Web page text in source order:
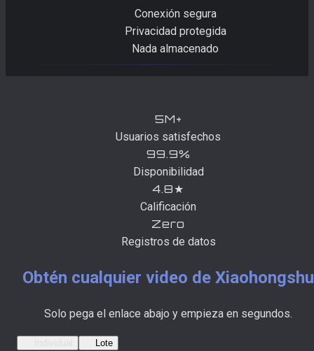
Conexión segura
Privacidad protegida
Nada almacenado
5M+
Usuarios satisfechos
99.9%
Disponibilidad
4.8★
Calificación
Zero
Registros de datos
Obtén cualquier video de Xiaohongshu
Solo pega el enlace abajo y empieza en segundos.
Lote